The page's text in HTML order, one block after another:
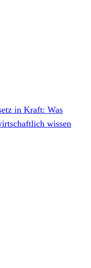
in Kraft: Was
wissen